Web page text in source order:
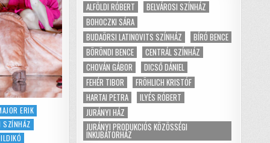
ERIK
SZÍNHÁZ
ALFÖLDI RÓBERT
BELVÁROSI SZÍNHÁZ
BOHOCZKI SÁRA
BUDAÖRSI LATINOVITS SZÍNHÁZ
BÍRÓ BENCE
BÖRÖNDI BENCE
CENTRÁL SZÍNHÁZ
CHOVÁN GÁBOR
DICSŐ DÁNIEL
FEHÉR TIBOR
FRÖHLICH KRISTÓF
HARTAI PETRA
ILYÉS RÓBERT
JURÁNYI HÁZ
JURÁNYI PRODUKCIÓS KÖZÖSSÉGI
INKUBÁTORHÁZ